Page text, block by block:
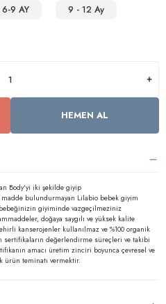
6-9 AY 9 - 12 Ay
HEMEN AL
Body'yi iki şekilde giyip
bulundurmayan Lilabio bebek giyim
giyiminde vazgeçilmeziniz
doğaya saygılı ve yüksek kalite
kanserojenler kullanılmaz ve %100 organik
değerlendirme süreçleri ve takibi
amacı üretim zinciri boyunca çevresel ve
ürün teminatı vermektir.